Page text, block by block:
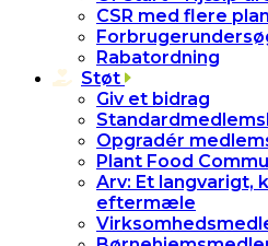
CSR med flere
Rabatordning
Støt
Giv et bidrag
Opgradér
Plant Food
Arv: Et
eftermæle